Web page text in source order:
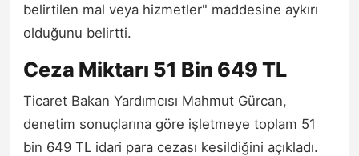
belirtilen mal veya hizmetler" maddesine aykırı
olduğunu belirtti.
Ceza Miktarı 51 Bin 649 TL
Ticaret Bakan Yardımcısı Mahmut Gürcan,
denetim sonuçlarına göre işletmeye toplam 51
bin 649 TL idari para cezası kesildiğini açıkladı.